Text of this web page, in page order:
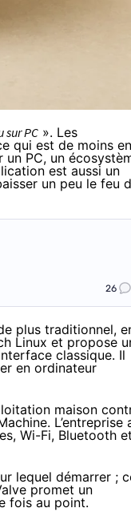
sur PC ». Les
qui est de moins en
PC, un
est aussi un
un peu le feu
26
plus traditionnel,
Linux et propose
classique. Il
en ordinateur
maison
L’entreprise
Wi-Fi, Bluetooth
lequel démarrer ;
promet un
fois au point.